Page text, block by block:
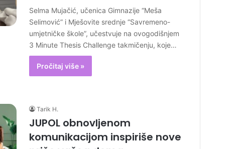
Selma Mujačić, učenica Gimnazije “Meša
Selimović” i Mješovite srednje “Savremeno-
umjetničke škole”, učestvuje na ovogodišnjem
3 Minute Thesis Challenge takmičenju, koje…
Pročitaj više »
Tarik H.
JUPOL obnovljenom
komunikacijom inspiriše nove